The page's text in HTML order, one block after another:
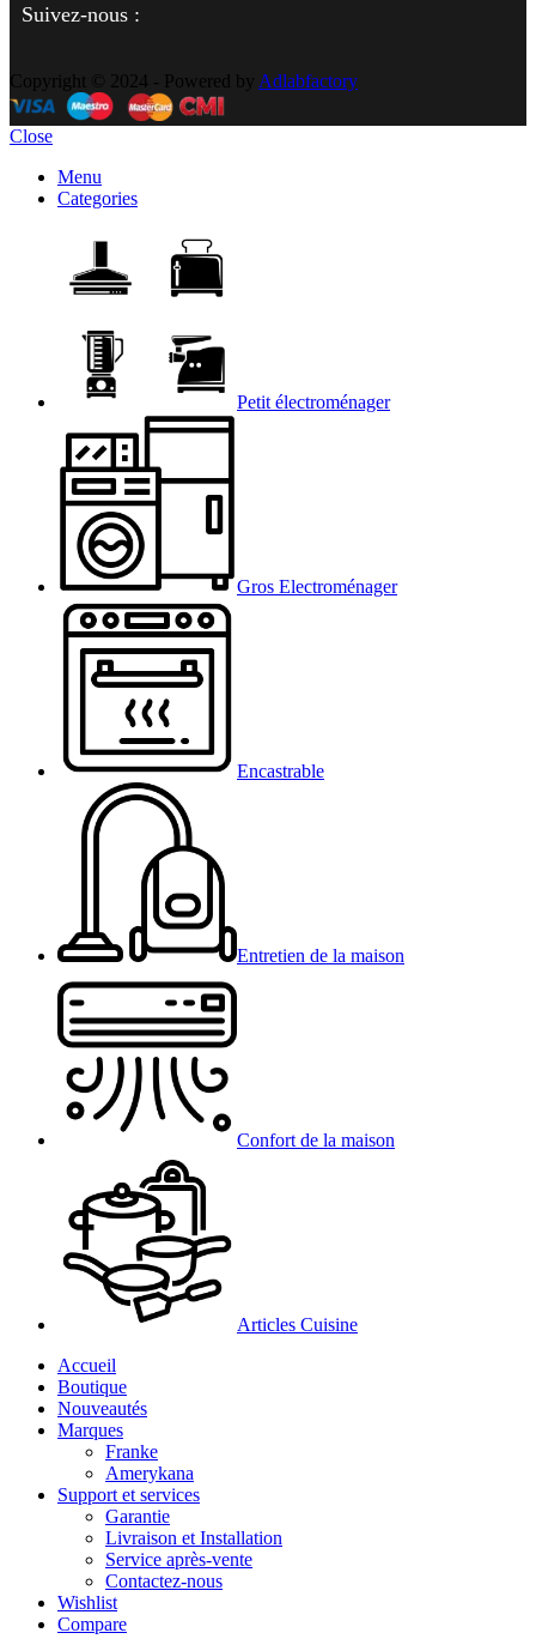
Suivez-nous :
Copyright © 2024 - Powered by Adlabfactory
Close
Menu
Categories
Petit électroménager
Gros Electroménager
Encastrable
Entretien de la maison
Confort de la maison
Articles Cuisine
Accueil
Boutique
Nouveautés
Marques
Franke
Amerykana
Support et services
Garantie
Livraison et Installation
Service après-vente
Contactez-nous
Wishlist
Compare